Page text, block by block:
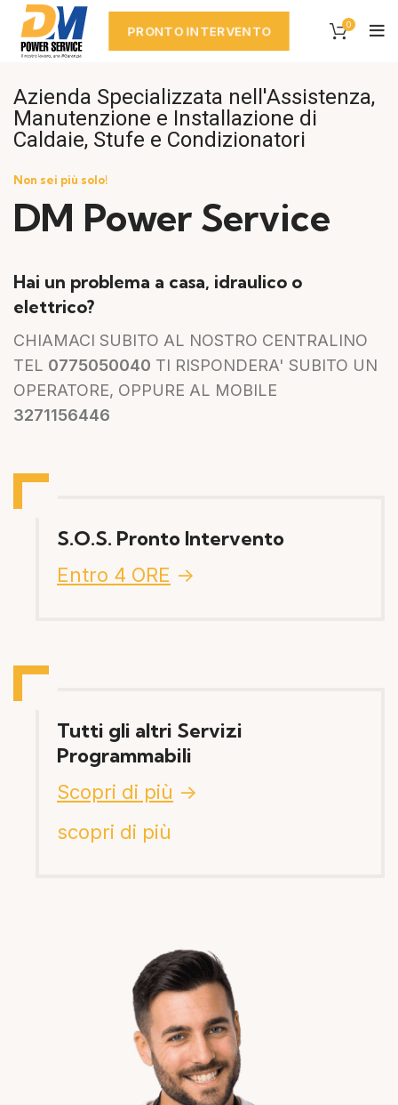
PRONTO INTERVENTO 0
Azienda Specializzata nell'Assistenza,
Manutenzione e Installazione di
Caldaie, Stufe e Condizionatori
Non sei più solo!
DM Power Service
Hai un problema a casa, idraulico o
elettrico?
CHIAMACI SUBITO AL NOSTRO CENTRALINO
TEL 0775050040 TI RISPONDERA' SUBITO UN
OPERATORE, OPPURE AL MOBILE
3271156446
S.O.S. Pronto Intervento
Entro 4 ORE ->
Tutti gli altri Servizi
Programmabili
Scopri di più ->
scopri di più